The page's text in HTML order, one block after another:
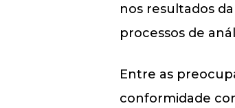
nos resultados
processos de
Entre as
conformidade